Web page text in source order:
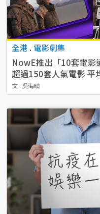
全港 . 電影劇集
NowE推出「10套電影
超過150套人氣電影 平
文 : 吳海晴